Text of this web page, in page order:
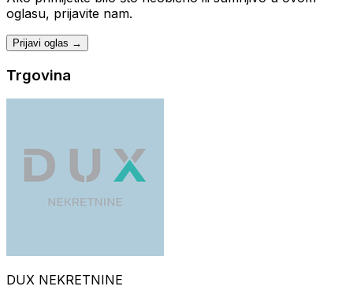
oglasu, prijavite nam.
Prijavi oglas →
Trgovina
DUX NEKRETNINE